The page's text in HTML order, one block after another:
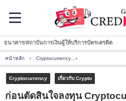
ธนาคาร/สถาบันการเงินผู้ให้บริการบัตรเครดิต
หน้าหลัก Cryptocurrency
Cryptocurrency เกี่ยวกับ Crypto
ก่อนตัดสินใจลงทุน